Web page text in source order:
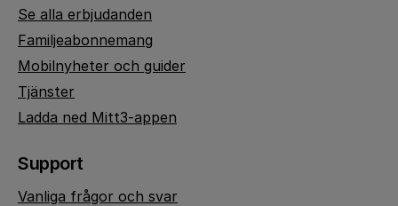
Se alla erbjudanden
Familjeabonnemang
Mobilnyheter och guider
Tjänster
Ladda ned Mitt3-appen
Support
Vanliga frågor och svar